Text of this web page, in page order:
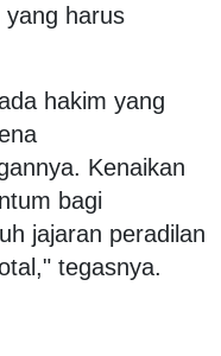
yang harus
hakim yang
Kenaikan
bagi
jajaran peradilan
tegasnya.